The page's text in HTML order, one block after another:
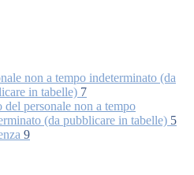
non a tempo indeterminato (da
in tabelle) 7
del personale non a tempo
(da pubblicare in tabelle) 5
9